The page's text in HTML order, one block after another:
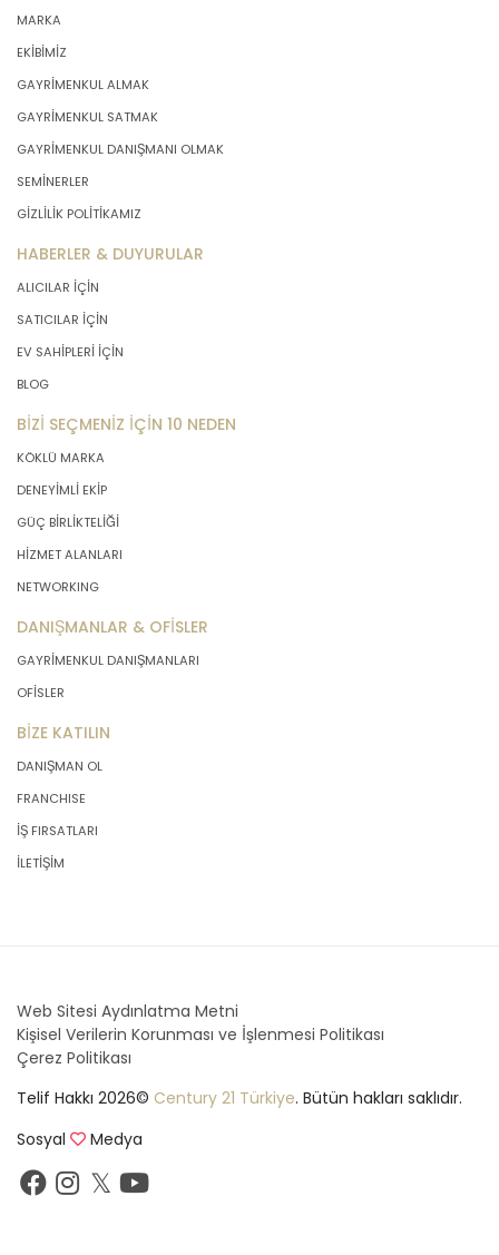
MARKA
EKİBİMİZ
GAYRİMENKUL ALMAK
GAYRİMENKUL SATMAK
GAYRİMENKUL DANIŞMANI OLMAK
SEMİNERLER
GİZLİLİK POLİTİKAMIZ
HABERLER & DUYURULAR
ALICILAR İÇİN
SATICILAR İÇİN
EV SAHİPLERİ İÇİN
BLOG
BİZİ SEÇMENİZ İÇİN 10 NEDEN
KÖKLÜ MARKA
DENEYİMLİ EKİP
GÜÇ BİRLİKTELİĞİ
HİZMET ALANLARI
NETWORKING
DANIŞMANLAR & OFİSLER
GAYRİMENKUL DANIŞMANLARI
OFİSLER
BİZE KATILIN
DANIŞMAN OL
FRANCHISE
İŞ FIRSATLARI
İLETİŞİM
Web Sitesi Aydınlatma Metni
Kişisel Verilerin Korunması ve İşlenmesi Politikası
Çerez Politikası
Telif Hakkı 2026© Century 21 Türkiye. Bütün hakları saklıdır.
Sosyal
Medya